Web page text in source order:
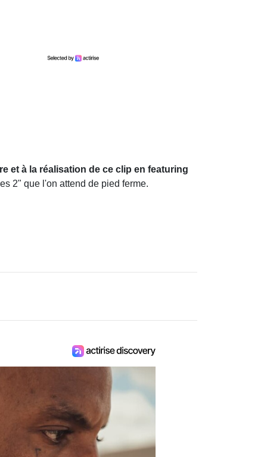
et à la réalisation de ce clip en featuring
2" que l'on attend de pied ferme.